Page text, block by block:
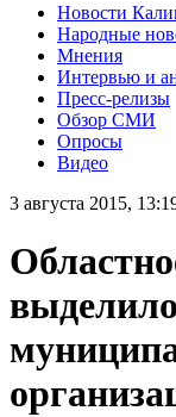
Новости
Народные
Мнения
Интервью и
Пресс-релизы
Обзор СМИ
Опросы
Видео
3 августа 2015,